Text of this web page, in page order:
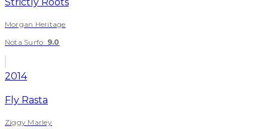
Strictly Roots
Morgan Heritage
Nota Surfo: 9.0
2014
Fly Rasta
Ziggy Marley